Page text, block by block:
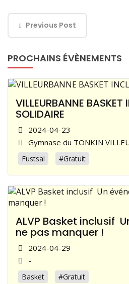
Previous Post
PROCHAINS ÉVÈNEMENTS
VILLEURBANNE BASKET
SOLIDAIRE
2024-04-23
Gymnase du TONKIN
Fustsal #Gratuit
ALVP Basket inclusif
ne pas manquer !
2024-04-29
-
Basket #Gratuit